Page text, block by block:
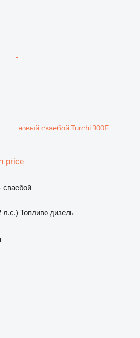
новый сваебой Turchi 300F
price
сваебой
л.с.) Топливо дизель